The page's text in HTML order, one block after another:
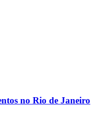
no Rio de Janeiro